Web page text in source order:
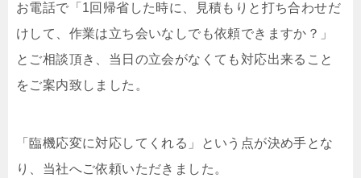
お電話で「1回帰省した時に、見積もりと打ち合わせだ
けして、作業は立ち会いなしでも依頼できますか？」
とご相談頂き、当日の立会がなくても対応出来ること
をご案内致しました。
「臨機応変に対応してくれる」という点が決め手とな
り、当社へご依頼いただきました。